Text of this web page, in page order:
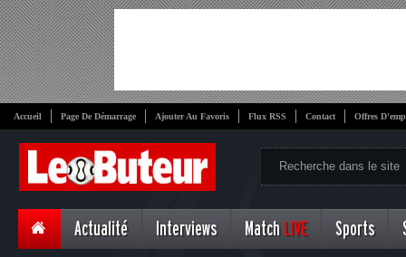
Accueil Page De Démarrage Ajouter Au Favoris Flux RSS Contact Offres
Actualité Interviews Match LIVE Sports